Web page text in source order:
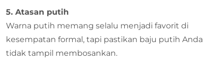
5. Atasan putih
Warna putih memang selalu menjadi favorit di
kesempatan formal, tapi pastikan baju putih Anda
tidak tampil membosankan.